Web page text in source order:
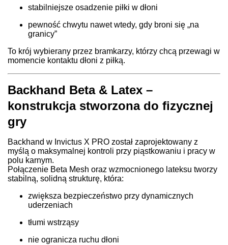
stabilniejsze osadzenie piłki w dłoni
pewność chwytu nawet wtedy, gdy broni się „na
granicy”
To krój wybierany przez bramkarzy, którzy chcą przewagi w
momencie kontaktu dłoni z piłką.
Backhand Beta & Latex –
konstrukcja stworzona do fizycznej
gry
Backhand w Invictus X PRO został zaprojektowany z
myślą o maksymalnej kontroli przy piąstkowaniu i pracy w
polu karnym.
Połączenie Beta Mesh oraz wzmocnionego lateksu tworzy
stabilną, solidną strukturę, która:
zwiększa bezpieczeństwo przy dynamicznych
uderzeniach
tłumi wstrząsy
nie ogranicza ruchu dłoni